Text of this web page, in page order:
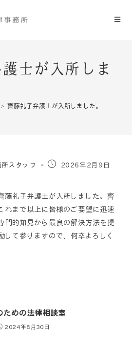
士が入所しま
> 齊藤礼子弁護士が入所しました。
スタッフ 2026年2月9日
藤礼子弁護士が入所しました。齊
れまで以上に皆様のご要望に迅速
門的知見から最良の解決方法を提
して参りますので、何卒よろしく
ための法律相談室
2024年8月30日